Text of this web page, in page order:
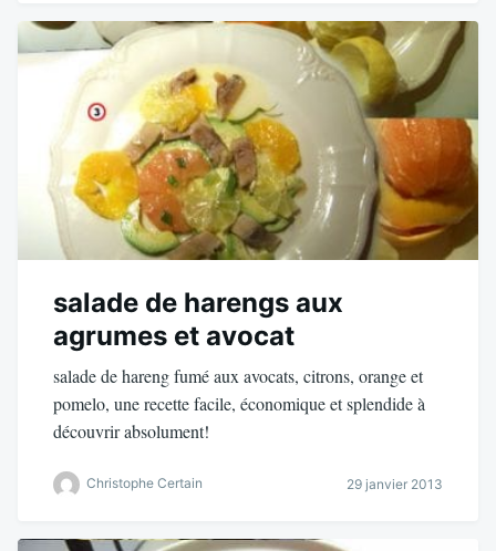
salade de harengs aux
agrumes et avocat
salade de hareng fumé aux avocats, citrons, orange et
pomelo, une recette facile, économique et splendide à
découvrir absolument!
Christophe Certain 29 janvier 2013